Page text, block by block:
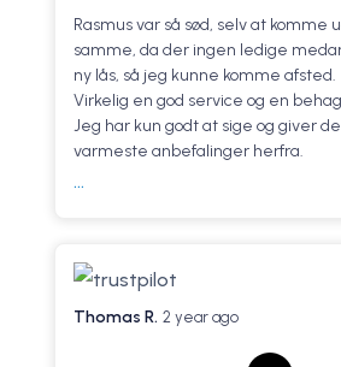
Rasmus var så sød, selv at komme
samme, da der ingen ledige
ny lås, så jeg kunne komme afsted.
Virkelig en god service og en
Jeg har kun godt at sige og giver
varmeste anbefalinger herfra.
...
Thomas R. 2 year ago